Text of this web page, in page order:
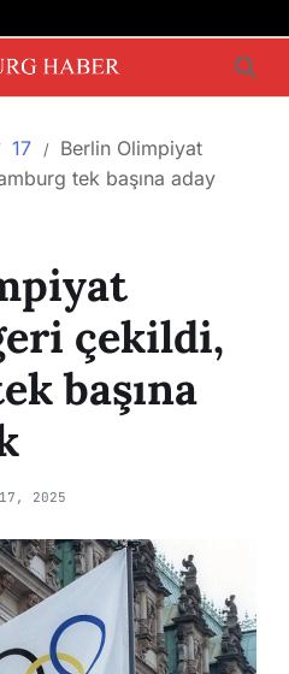
17
Berlin Olimpiyat
tek başına aday
çekildi,
başına
17, 2025